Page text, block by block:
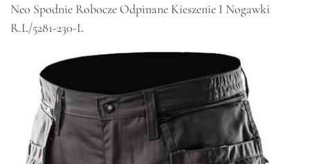
Neo Spodnie Robocze Odpinane Kieszenie I Nogawki
R.L/5281-230-L